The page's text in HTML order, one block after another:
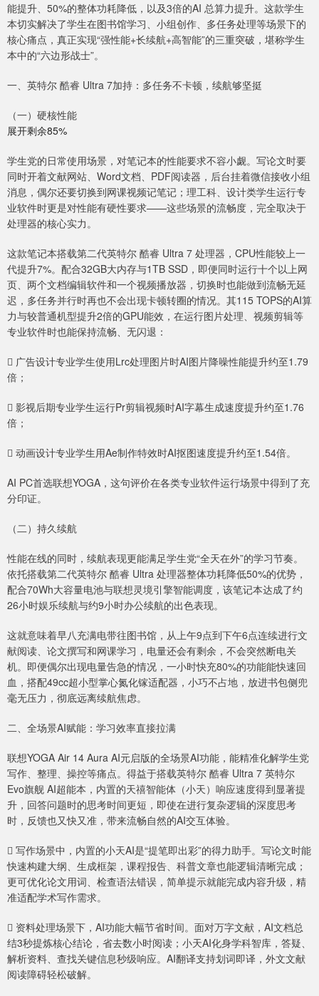
能提升、50%的整体功耗降低，以及3倍的AI 总算力提升。这款学生
本切实解决了学生在图书馆学习、小组创作、多任务处理等场景下的
核心痛点，真正实现“强性能+长续航+高智能”的三重突破，堪称学生
本中的“六边形战士”。
一、英特尔 酷睿 Ultra 7加持：多任务不卡顿，续航够坚挺
（一）硬核性能
展开剩余85%
学生党的日常使用场景，对笔记本的性能要求不容小觑。写论文时要
同时开着文献网站、Word文档、PDF阅读器，后台挂着微信接收小组
消息，偶尔还要切换到网课视频记笔记；理工科、设计类学生运行专
业软件时更是对性能有硬性要求——这些场景的流畅度，完全取决于
处理器的核心实力。
这款笔记本搭载第二代英特尔 酷睿 Ultra 7 处理器，CPU性能较上一
代提升7%。配合32GB大内存与1TB SSD，即便同时运行十个以上网
页、两个文档编辑软件和一个视频播放器，切换时也能做到流畅无延
迟，多任务并行时再也不会出现卡顿转圈的情况。其115 TOPS的AI算
力与较普通机型提升2倍的GPU能效，在运行图片处理、视频剪辑等
专业软件时也能保持流畅、无闪退：
 广告设计专业学生使用Lrc处理图片时AI图片降噪性能提升约至1.79
倍；
 影视后期专业学生运行Pr剪辑视频时AI字幕生成速度提升约至1.76
倍；
 动画设计专业学生用Ae制作特效时AI抠图速度提升约至1.54倍。
AI PC首选联想YOGA，这句评价在各类专业软件运行场景中得到了充
分印证。
（二）持久续航
性能在线的同时，续航表现更能满足学生党“全天在外”的学习节奏。
依托搭载第二代英特尔 酷睿 Ultra 处理器整体功耗降低50%的优势，
配合70Wh大容量电池与联想灵境引擎智能调度，该笔记本达成了约
26小时娱乐续航与约9小时办公续航的出色表现。
这就意味着早八充满电带往图书馆，从上午9点到下午6点连续进行文
献阅读、论文撰写和网课学习，电量还会有剩余，不会突然断电关
机。即便偶尔出现电量告急的情况，一小时快充80%的功能能快速回
血，搭配49cc超小型掌心氮化镓适配器，小巧不占地，放进书包侧兜
毫无压力，彻底远离续航焦虑。
二、全场景AI赋能：学习效率直接拉满
联想YOGA Air 14 Aura AI元启版的全场景AI功能，能精准化解学生党
写作、整理、操控等痛点。得益于搭载英特尔 酷睿 Ultra 7 英特尔
Evo旗舰 AI超能本，内置的天禧智能体（小天）响应速度得到显著提
升，回答问题时的思考时间更短，即使在进行复杂逻辑的深度思考
时，反馈也又快又准，带来流畅自然的AI交互体验。
 写作场景中，内置的小天AI是“提笔即出彩”的得力助手。写论文时能
快速构建大纲、生成框架，课程报告、科普文章也能逻辑清晰完成；
更可优化论文用词、检查语法错误，简单提示就能完成内容升级，精
准适配学术写作需求。
 资料处理场景下，AI功能大幅节省时间。面对万字文献，AI文档总
结3秒提炼核心结论，省去数小时阅读；小天AI化身学科智库，答疑、
解析资料、查找关键信息秒级响应。AI翻译支持划词即译，外文文献
阅读障碍轻松破解。